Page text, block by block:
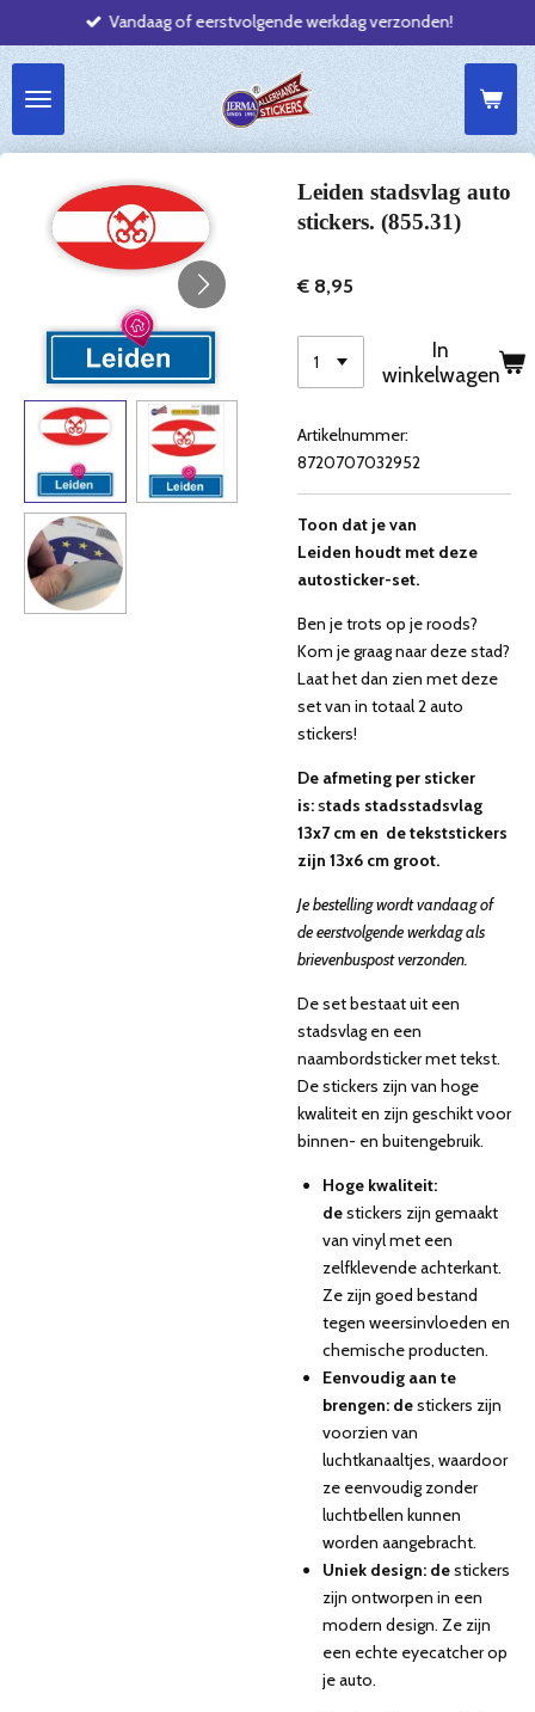
direct
de
hoofdinhoud
Vandaag of eerstvolgende werkdag verzonden!
Leiden stadsvlag auto
stickers. (855.31)
€ 8,95
In
winkelwagen
Artikelnummer:
8720707032952
Toon dat je van
Leiden houdt met deze
autosticker-set.
Ben je trots op je roods?
Kom je graag naar deze stad?
Laat het dan zien met deze
set van in totaal 2 auto
stickers!
De afmeting per sticker
is:stads stadsstadsvlag
13x7 cm en de tekststickers
zijn 13x6 cm groot.
Je bestelling wordt vandaag of
de eerstvolgende werkdag als
brievenbuspost verzonden.
De set bestaat uit een
stadsvlag en een
naambordsticker met tekst.
De stickers zijn van hoge
kwaliteit en zijn geschikt voor
binnen- en buitengebruik.
Hoge kwaliteit:
destickers zijn gemaakt
van vinyl met een
zelfklevende achterkant.
Ze zijn goed bestand
tegen weersinvloeden en
chemische producten.
Eenvoudig aan te
brengen: destickers zijn
voorzien van
luchtkanaaltjes, waardoor
ze eenvoudig zonder
luchtbellen kunnen
worden aangebracht.
Uniek design: destickers
zijn ontworpen in een
modern design. Ze zijn
een echte eyecatcher op
je auto.